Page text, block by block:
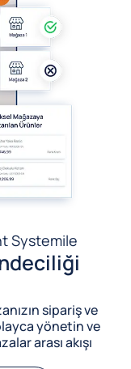
Systemile
sipariş ve
yönetin ve
arası akışı